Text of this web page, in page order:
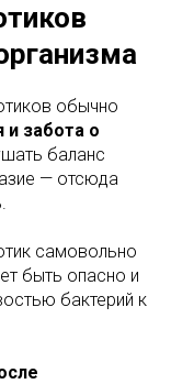
обычно
и забота о
баланс
— отсюда
самовольно
быть опасно и
бактерий к